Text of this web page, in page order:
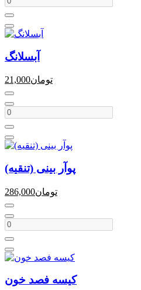
آبسلانگ
21,000تومان
پوآر بینی (تنقیه)
286,000تومان
کیسه فصد خون